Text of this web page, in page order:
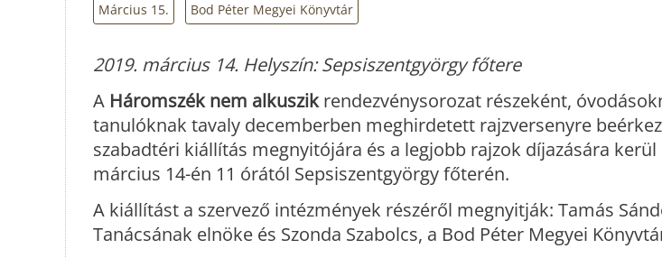
Március 15. Bod Péter Megyei Könyvtár
2019. március 14. Helyszín: Sepsiszentgyörgy főtere
A Háromszék nem alkuszikrendezvénysorozat részeként,
tanulóknak tavaly decemberben meghirdetett rajzversenyre
szabadtéri kiállítás megnyitójára és a legjobb rajzok díjazására
március 14-én 11 órától Sepsiszentgyörgy főterén.
A kiállítást a szervező intézmények részéről megnyitják: Tamás
Tanácsának elnöke és Szonda Szabolcs, a Bod Péter Megyei